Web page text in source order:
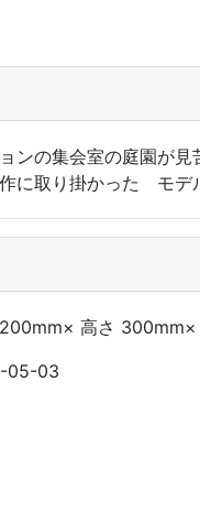
ンの集会室の庭園が
に取り掛かった モデ
高さ 300mm×
05-03